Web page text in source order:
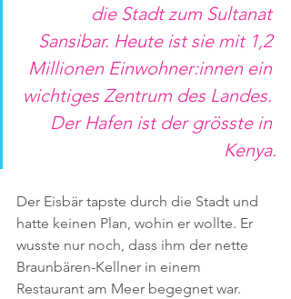
die Stadt zum Sultanat
Sansibar. Heute ist sie mit 1,2
Millionen Einwohner:innen ein
wichtiges Zentrum des Landes.
Der Hafen ist der grösste in
Kenya.
Der Eisbär tapste durch die Stadt und
hatte keinen Plan, wohin er wollte. Er
wusste nur noch, dass ihm der nette
Braunbären-Kellner in einem
Restaurant am Meer begegnet war.